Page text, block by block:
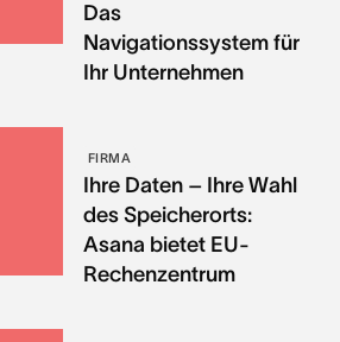
Das
Navigationssystem für
Ihr Unternehmen
FIRMA
Ihre Daten – Ihre Wahl
des Speicherorts:
Asana bietet EU-
Rechenzentrum